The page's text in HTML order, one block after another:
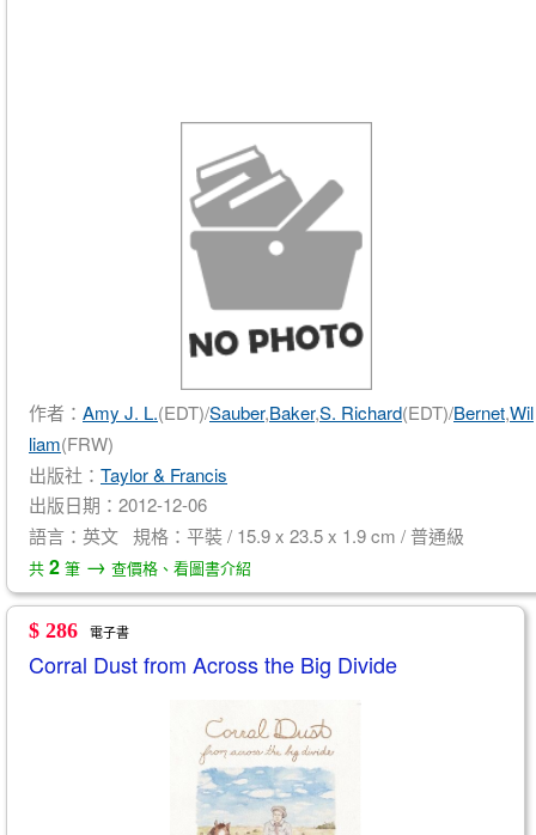
作者： Amy J. L.(EDT)/Sauber,Baker,S. Richard(EDT)/Bernet,Wil
liam(FRW)
出版社： Taylor & Francis
出版日期：2012-12-06
語言：英文 規格：平裝 / 15.9 x 23.5 x 1.9 cm / 普通級
共 2 筆 → 查價格、看圖書介紹
$ 286 電子書
Corral Dust from Across the Big Divide